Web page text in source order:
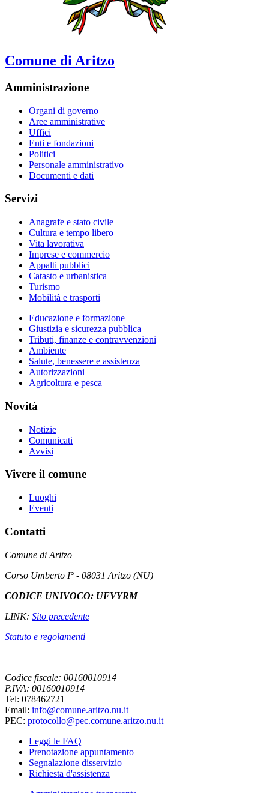
Comune di Aritzo
Amministrazione
Organi di governo
Aree amministrative
Uffici
Enti e fondazioni
Politici
Personale amministrativo
Documenti e dati
Servizi
Anagrafe e stato civile
Cultura e tempo libero
Vita lavorativa
Imprese e commercio
Appalti pubblici
Catasto e urbanistica
Turismo
Mobilità e trasporti
Educazione e formazione
Giustizia e sicurezza pubblica
Tributi, finanze e contravvenzioni
Ambiente
Salute, benessere e assistenza
Autorizzazioni
Agricoltura e pesca
Novità
Notizie
Comunicati
Avvisi
Vivere il comune
Luoghi
Eventi
Contatti
Comune di Aritzo
Corso Umberto I° - 08031 Aritzo (NU)
CODICE UNIVOCO: UFVYRM
LINK: Sito precedente
Statuto e regolamenti
Codice fiscale: 00160010914
P.IVA: 00160010914
Tel: 078462721
Email: info@comune.aritzo.nu.it
PEC: protocollo@pec.comune.aritzo.nu.it
Leggi le FAQ
Prenotazione appuntamento
Segnalazione disservizio
Richiesta d'assistenza